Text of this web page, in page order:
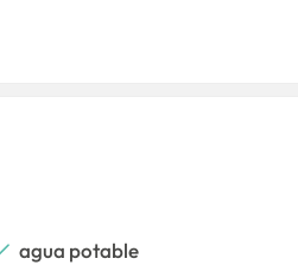
agua potable